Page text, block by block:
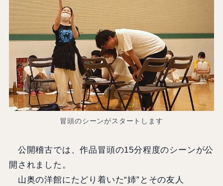
冒頭のシーンがスタートします
公開稽古では、作品冒頭の15分程度のシーンが公
開されました。
山奥の洋館にたどり着いた“姉”とその友人